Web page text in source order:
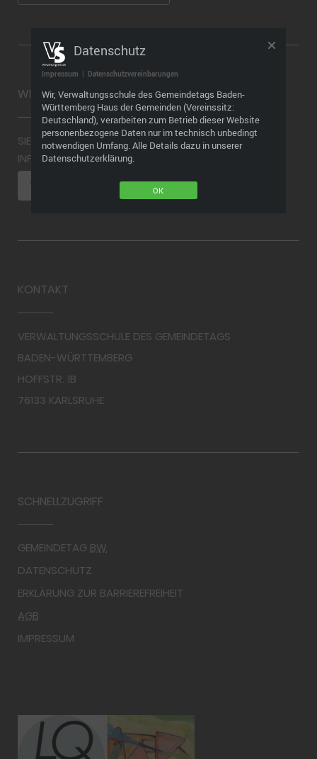
WIDERRUF
SIE MÖCHTEN EINEN WIDERRUF ABGEBEN? WEITERE
INFORMATIONEN FINDEN SIE HIER
VERTRAG WIDERRUFEN
KONTAKT
VERWALTUNGSSCHULE DES GEMEINDETAGS
BADEN-WÜRTTEMBERG
HOFFSTR. 1B
76133 KARLSRUHE
SCHNELLZUGRIFF
GEMEINDETAG BW
DATENSCHUTZ
ERKLÄRUNG ZUR BARRIEREFREIHEIT
AGB
IMPRESSUM
Datenschutz
Impressum | Datenschutzvereinbarungen
Wir, Verwaltungsschule des Gemeindetags Baden-
Württemberg Haus der Gemeinden (Vereinssitz:
Deutschland), verarbeiten zum Betrieb dieser Website
personenbezogene Daten nur im technisch unbedingt
notwendigen Umfang. Alle Details dazu in unserer
Datenschutzerklärung.
OK